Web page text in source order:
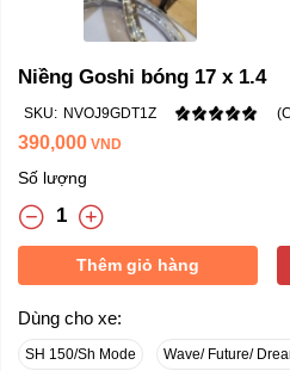
Niềng Goshi bóng 17 x 1.4
SKU: NVOJ9GDT1Z
390,000 VND
Số lượng
Thêm giỏ hàng
Dùng cho xe:
SH 150/Sh Mode Wave/ Future/